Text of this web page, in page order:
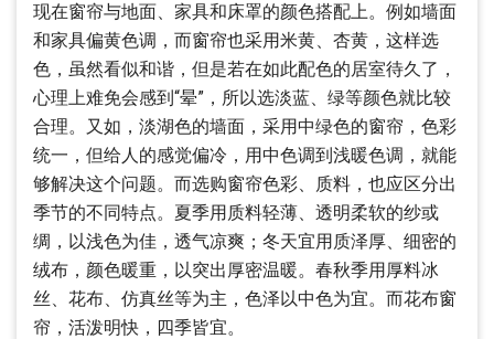
现在窗帘与地面、家具和床罩的颜色搭配上。例如墙面
和家具偏黄色调，而窗帘也采用米黄、杏黄，这样选
色，虽然看似和谐，但是若在如此配色的居室待久了，
心理上难免会感到“晕”，所以选淡蓝、绿等颜色就比较
合理。又如，淡湖色的墙面，采用中绿色的窗帘，色彩
统一，但给人的感觉偏冷，用中色调到浅暖色调，就能
够解决这个问题。而选购窗帘色彩、质料，也应区分出
季节的不同特点。夏季用质料轻薄、透明柔软的纱或
绸，以浅色为佳，透气凉爽；冬天宜用质泽厚、细密的
绒布，颜色暖重，以突出厚密温暖。春秋季用厚料冰
丝、花布、仿真丝等为主，色泽以中色为宜。而花布窗
帘，活泼明快，四季皆宜。